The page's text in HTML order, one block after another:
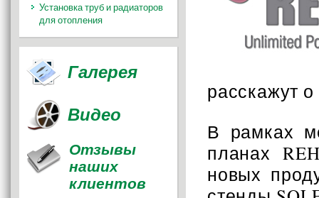
расскажут
В рамках
планах
новых
Установка труб и радиаторов
для отопления
Галерея
Видео
Отзывы
наших
клиентов